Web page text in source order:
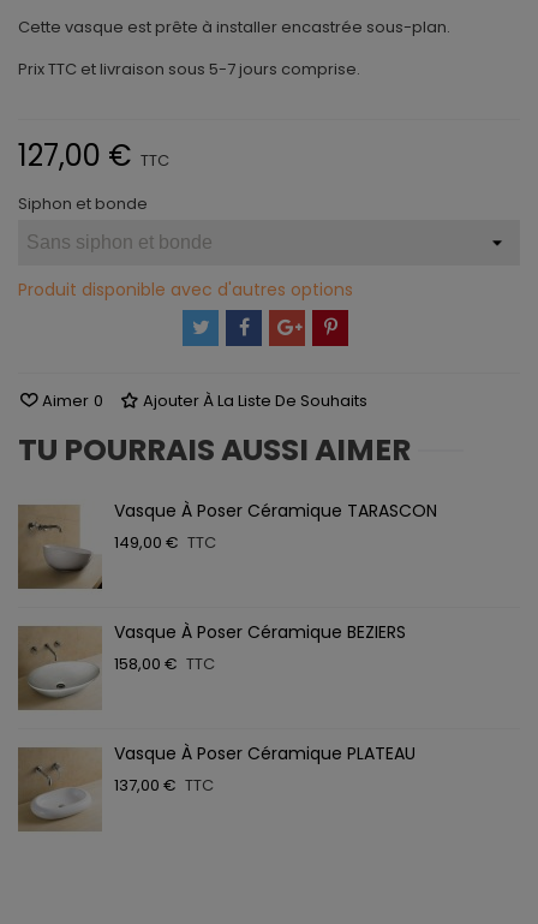
Cette vasque est prête à installer encastrée sous-plan.
Prix TTC et livraison sous 5-7 jours comprise.
127,00 € TTC
Siphon et bonde
Produit disponible avec d'autres options
Aimer 0 Ajouter À La Liste De Souhaits
TU POURRAIS AUSSI AIMER
Vasque À Poser Céramique TARASCON
149,00 € TTC
Vasque À Poser Céramique BEZIERS
158,00 € TTC
Vasque À Poser Céramique PLATEAU
137,00 € TTC